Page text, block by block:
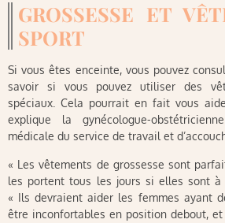
GROSSESSE ET
SPORT
Si vous êtes enceinte, vous pouvez
savoir si vous pouvez utiliser des
spéciaux. Cela pourrait en fait vous
explique la gynécologue-
médicale du service de travail et
« Les vêtements de grossesse sont
les portent tous les jours si elles sont à
« Ils devraient aider les femmes ayant
être inconfortables en position debout,